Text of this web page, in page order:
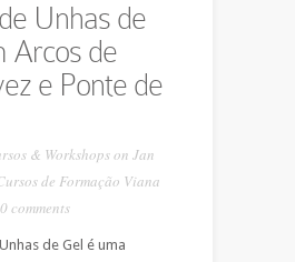
Unhas de
Arcos de
e Ponte de
& Workshopson Jan
de Formação Viana
0 comments
de Gel é uma